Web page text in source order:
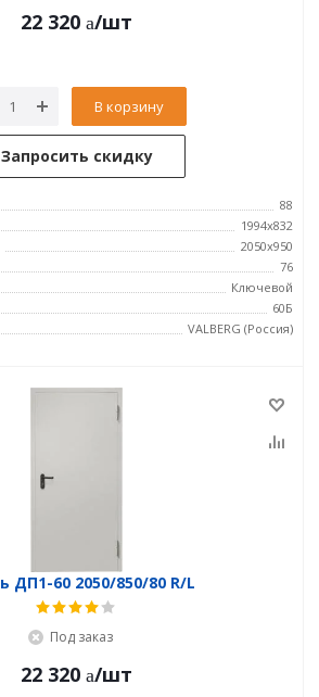
22 320 /шт
В корзину
Запросить скидку
88
1994x832
2050x950
76
Ключевой
60Б
VALBERG (Россия)
Дверь ДП1-60 2050/850/80 R/L
Под заказ
22 320 /шт